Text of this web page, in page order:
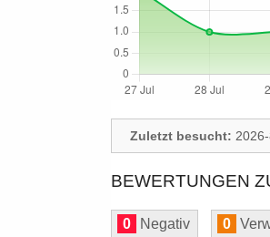
Zuletzt besucht:
BEWERTUNGEN
0 Negativ 0